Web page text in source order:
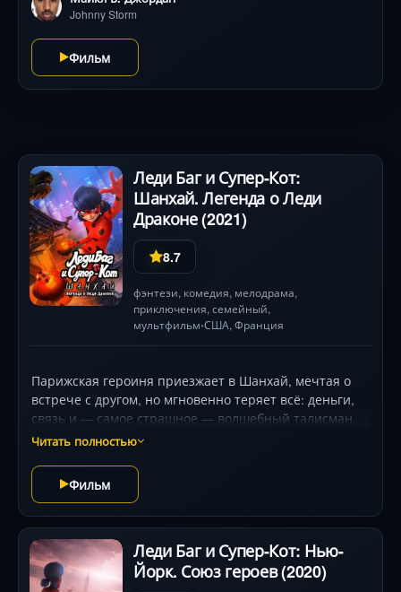
Обвинённые в случившемся, они становятся
возвращается нечто чудовищное, порождённое их
же роковой ошибкой, четверо изгоев должны
объединиться. От их действий зависит не только
Johnny Storm
Фильм
Леди Баг и Супер-Кот:
Шанхай. Легенда о Леди
Драконе (2021)
8.7
фэнтези, комедия, мелодрама,
приключения, семейный,
мультфильм•США, Франция
Парижская героиня приезжает в Шанхай, мечтая о
встрече с другом, но мгновенно теряет всё: деньги,
связь и — самое страшное — волшебный талисман,
дающий силу. Одна в гигантском мегаполисе, она
мастеру кунг-фу с тёмным прошлым. Вместе они
погрузятся в водоворот погонь, загадок и восточной
магии, узнав о легендарном Камне Силы. Но
коварный Бражник уже здесь! Чтобы спасти город,
героиня объединится с новыми союзниками и
откроет неожиданные способности .
Читать полностью
Фильм
Леди Баг и Супер-Кот: Нью-
Йорк. Союз героев (2020)